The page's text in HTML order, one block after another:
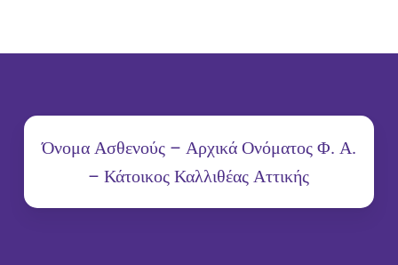
Όνομα Ασθενούς – Αρχικά Ονόματος Φ. Α.
– Κάτοικος Καλλιθέας Αττικής